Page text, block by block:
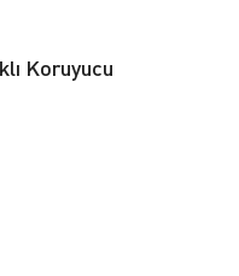
Koruyucu